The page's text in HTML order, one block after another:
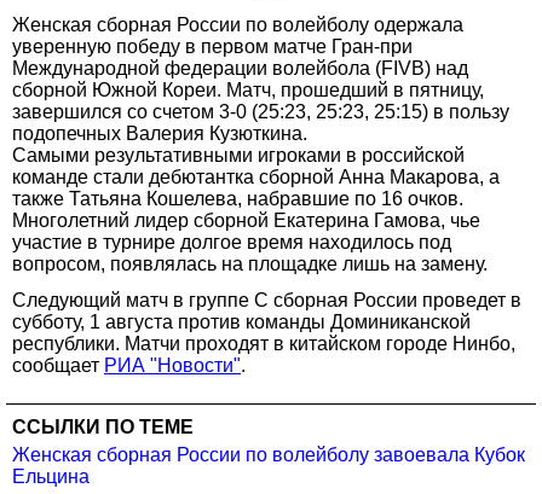
Женская сборная России по волейболу одержала
уверенную победу в первом матче Гран-при
Международной федерации волейбола (FIVB) над
сборной Южной Кореи. Матч, прошедший в пятницу,
завершился со счетом 3-0 (25:23, 25:23, 25:15) в пользу
подопечных Валерия Кузюткина.
Самыми результативными игроками в российской
команде стали дебютантка сборной Анна Макарова, а
также Татьяна Кошелева, набравшие по 16 очков.
Многолетний лидер сборной Екатерина Гамова, чье
участие в турнире долгое время находилось под
вопросом, появлялась на площадке лишь на замену.
Следующий матч в группе С сборная России проведет в
субботу, 1 августа против команды Доминиканской
республики. Матчи проходят в китайском городе Нинбо,
сообщает РИА "Новости".
ССЫЛКИ ПО ТЕМЕ
Женская сборная России по волейболу завоевала Кубок
Ельцина